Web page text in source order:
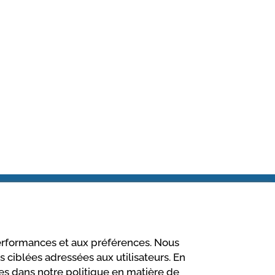
et aux préférences. Nous
adressées aux utilisateurs. En
dans notre politique en matière de